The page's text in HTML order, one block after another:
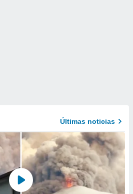
Últimas noticias